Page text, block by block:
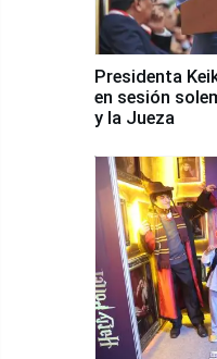
Presidenta
en sesión
y la Jueza